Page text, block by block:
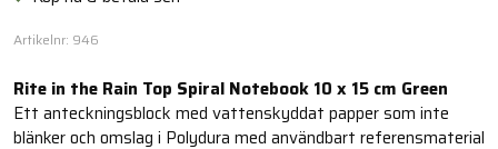
Artikelnr: 946
Rite in the Rain Top Spiral Notebook 10 x 15 cm Green
Ett anteckningsblock med vattenskyddat papper som inte
blänker och omslag i Polydura med användbart referensmaterial